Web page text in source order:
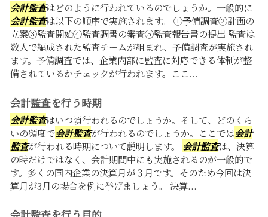
会計監査はどのように行われているのでしょうか。一般的に
会計監査は以下の順序で実施されます。 ①予備調査②計画の
立案③監査開始④監査調書の審査⑤監査報告書の提出 監査は
数人で編成された監査チームが組まれ、予備調査が実施され
ます。予備調査では、企業内部に監査に対応できる体制が整
備されているかチェックが行われます。ここ...
会計監査を行う時期
会計監査はいつ頃行われるのでしょうか。そして、どのくら
いの頻度で会計監査が行われるのでしょうか。ここでは会計
監査が行われる時期について説明します。 会計監査は、決算
の時だけではなく、会計期間中にも実施されるのが一般的で
す。多くの国内企業の決算月が３月です。そのため今回は決
算月が3月の場合を例に挙げましょう。 決算...